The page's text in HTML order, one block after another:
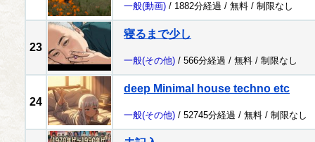
一般(動画) / 1882分経過 / 無料 / 制限なし
23
寝るまで少し
一般(その他) / 566分経過 / 無料 / 制限なし
24
deep Minimal house techno etc
一般(その他) / 52745分経過 / 無料 / 制限なし